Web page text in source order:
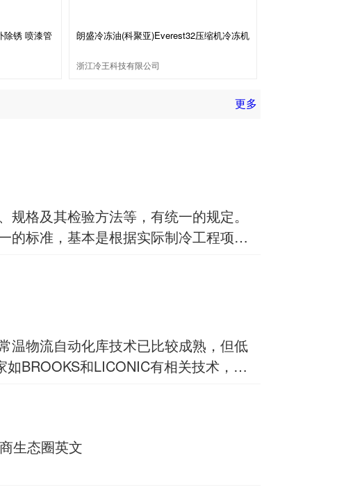
除锈 喷漆管
朗盛冷冻油(科聚亚)Everest32压缩机冷冻机
浙江冷王科技有限公司
更多
物流自动化库技术已比较成熟，但低
BROOKS和LICONIC有相关技术，但
生态圈英文